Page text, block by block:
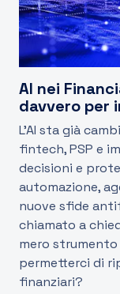
AI nei
davvero per
L’AI sta già
fintech, PSP e
decisioni e
automazione,
nuove sfide
chiamato a
mero strumento
permetterci di
finanziari?